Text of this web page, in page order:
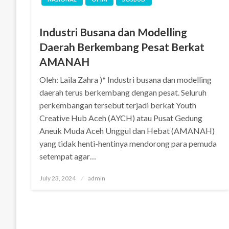
Industri Busana dan Modelling
Daerah Berkembang Pesat Berkat
AMANAH
Oleh: Laila Zahra )* Industri busana dan modelling
daerah terus berkembang dengan pesat. Seluruh
perkembangan tersebut terjadi berkat Youth
Creative Hub Aceh (AYCH) atau Pusat Gedung
Aneuk Muda Aceh Unggul dan Hebat (AMANAH)
yang tidak henti-hentinya mendorong para pemuda
setempat agar…
Posted
July 23, 2024 admin